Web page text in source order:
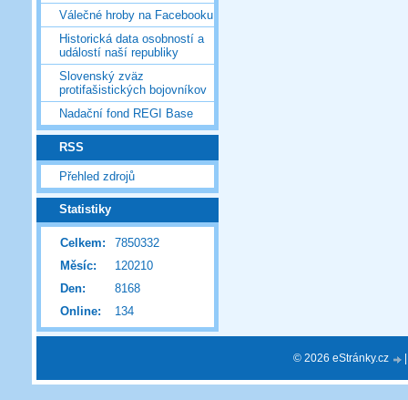
Válečné hroby na Facebooku
Historická data osobností a
událostí naší republiky
Slovenský zväz
protifašistických bojovníkov
Nadační fond REGI Base
RSS
Přehled zdrojů
Statistiky
Online: 134
Celkem:
7850332
Měsíc:
120210
Den:
8168
© 2026 eStránky.cz